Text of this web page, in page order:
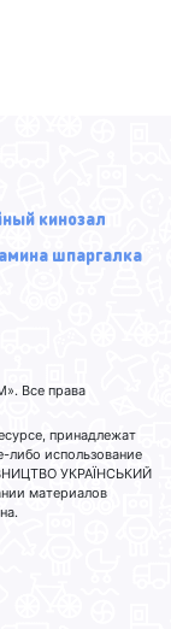
кинозал
шпаргалка
Все права
принадлежат
использование
УКРАЇНСЬКИЙ
материалов